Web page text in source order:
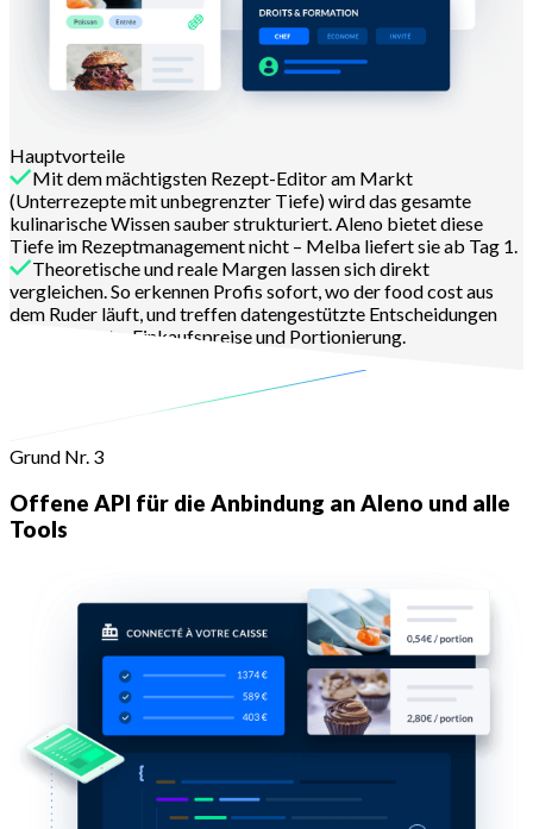
Hauptvorteile
Mit dem mächtigsten Rezept-Editor am Markt
(Unterrezepte mit unbegrenzter Tiefe) wird das gesamte
kulinarische Wissen sauber strukturiert. Aleno bietet diese
Tiefe im Rezeptmanagement nicht – Melba liefert sie ab Tag 1.
Theoretische und reale Margen lassen sich direkt
vergleichen. So erkennen Profis sofort, wo der food cost aus
dem Ruder läuft, und treffen datengestützte Entscheidungen
rund um Karte, Einkaufspreise und Portionierung.
Grund Nr. 3
Offene API für die Anbindung an Aleno und alle
Tools